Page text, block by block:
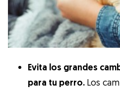
Evita los grandes
para tu perro. Los